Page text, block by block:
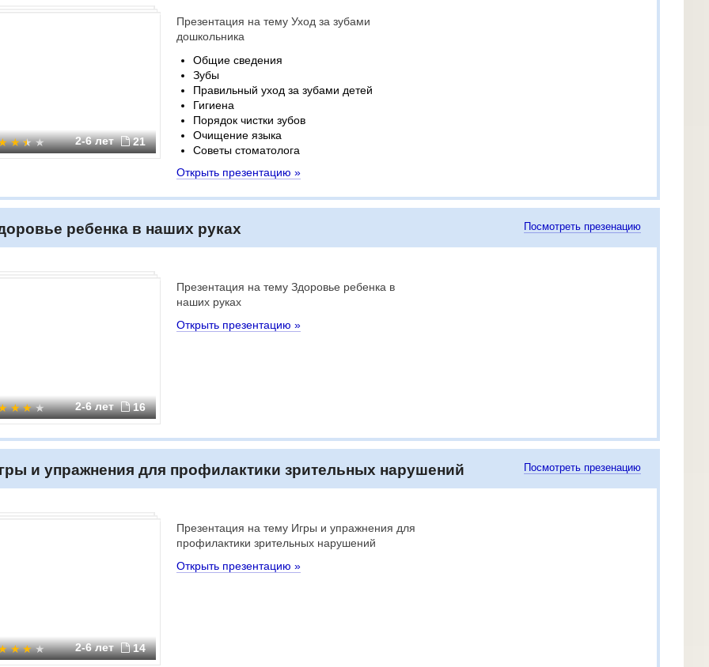
2-6 лет 21
Презентация на тему Уход за зубами
дошкольника
Общие сведения
Зубы
Правильный уход за зубами детей
Гигиена
Порядок чистки зубов
Очищение языка
Советы стоматолога
Открыть презентацию »
ребенка в наших руках Посмотреть презенацию
2-6 лет 16
Презентация на тему Здоровье ребенка в
наших руках
Открыть презентацию »
и упражнения для профилактики зрительных нарушений Посмотреть презенацию
2-6 лет 14
Презентация на тему Игры и упражнения для
профилактики зрительных нарушений
Открыть презентацию »